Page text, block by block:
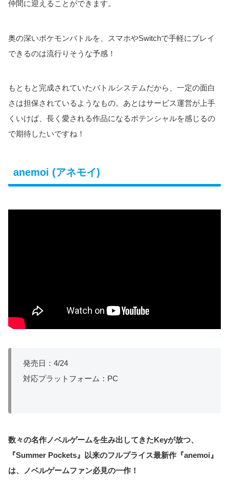
仲間に迎えることができます。
奥の深いポケモンバトルを、スマホやSwitchで手軽にプレイ
できるのは流行りそうな予感！
もともと完成されていたバトルシステムだから、一定の面白
さは担保されているようなもの。あとはサービス運営が上手
くいけば、長く愛される作品になるポテンシャルを感じるの
で期待したいですね！
anemoi (アネモイ)
発売日：4/24
対応プラットフォーム：PC
数々の名作ノベルゲームを生み出してきたKeyが放つ、
『Summer Pockets』以来のフルプライス最新作『anemoi』
は、ノベルゲームファン必見の一作！